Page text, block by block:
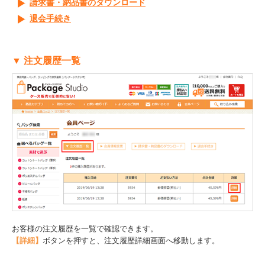
請求書・納品書のダウンロード
退会手続き
▼ 注文履歴一覧
お客様の注文履歴を一覧で確認できます。
【詳細】 ボタンを押すと、注文履歴詳細画面へ移動します。